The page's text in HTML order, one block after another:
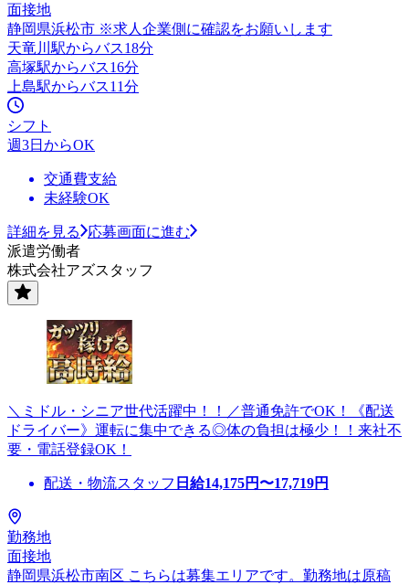
面接地
静岡県浜松市 ※求人企業側に確認をお願いします
天竜川駅からバス18分
高塚駅からバス16分
上島駅からバス11分
シフト
週3日からOK
交通費支給
未経験OK
詳細を見る
応募画面に進む
派遣労働者
株式会社アズスタッフ
＼ミドル・シニア世代活躍中！！／普通免許でOK！《配送
ドライバー》運転に集中できる◎体の負担は極少！！来社不
要・電話登録OK！
配送・物流スタッフ 日給14,175円〜17,719円
勤務地
面接地
静岡県浜松市南区 こちらは募集エリアです。勤務地は原稿